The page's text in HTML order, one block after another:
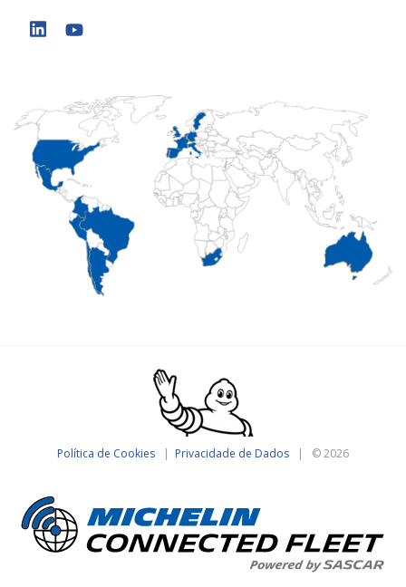
Política de Cookies | Privacidade de Dados | © 2026